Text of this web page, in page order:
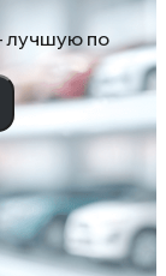
лучшую по